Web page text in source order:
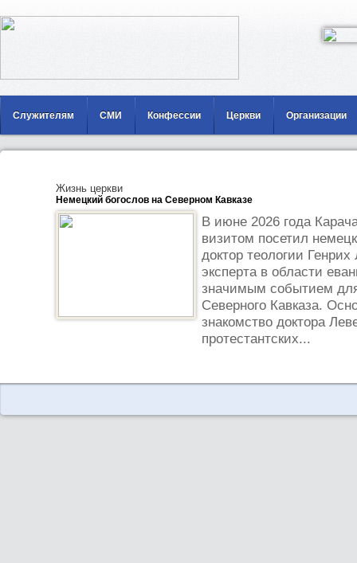
Служителям СМИ Конфессии Церкви Организации
Жизнь церкви
Немецкий богослов на Северном Кавказе
В июне 2026 года
визитом посетил
доктор теологии
эксперта в области
значимым событием
Северного Кавказа.
знакомство доктора
протестантских...